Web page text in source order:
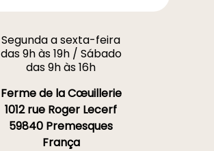
Segunda a sexta-feira
das 9h às 19h / Sábado
das 9h às 16h
Ferme de la Cœuillerie
1012 rue Roger Lecerf
59840 Premesques
França